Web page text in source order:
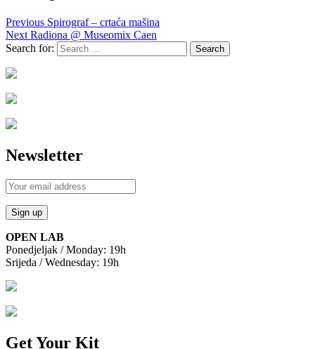
Previous Spirograf – crtaća mašina
Next Radiona @ Museomix Caen
Search for:
Newsletter
OPEN LAB
Ponedjeljak / Monday: 19h
Srijeda / Wednesday: 19h
Get Your Kit